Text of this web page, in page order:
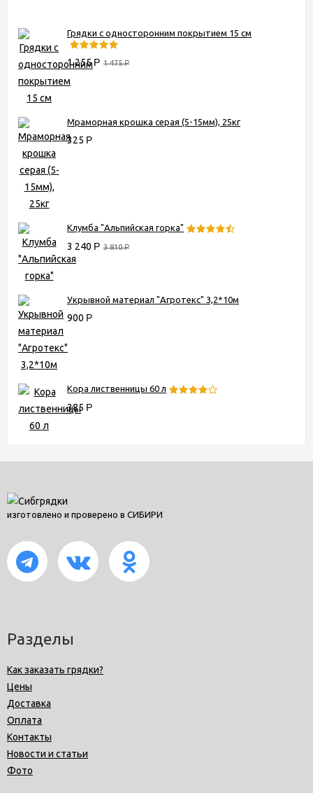
Грядки с односторонним покрытием 15 см
1 255Р 1 475Р
Мраморная крошка серая (5-15мм), 25кг
325 Р
Клумба "Альпийская горка"
3 240 Р 3 810Р
Укрывной материал "Агротекс" 3,2*10м
900 Р
Кора лиственницы 60 л
385 Р
изготовлено и проверено в СИБИРИ
Разделы
Как заказать грядки?
Цены
Доставка
Оплата
Контакты
Новости и статьи
Фото